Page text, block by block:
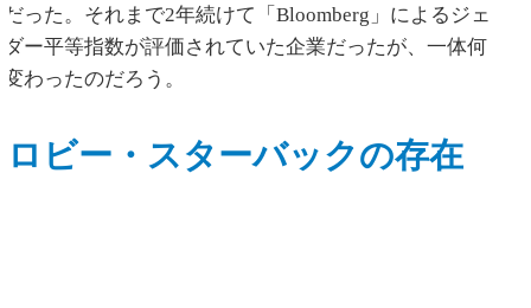
った。それまで2年続けて「Bloomberg」によるジェ
ー平等指数が評価されていた企業だったが、一体何
わったのだろう。
ロビー・スターバックの存在